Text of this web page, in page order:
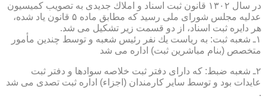
در سال ۱۳۰۲ قانون ثبت اسناد و املاك جدیدی به تصویب كمیسیون
عدلیه مجلس شورای ملی رسید كه مطابق ماده ۵ قانون یاد شده،
هر دایره ثبت اسناد، از دو قسمت زیر تشكیل می شد.
۱ـ شعبه ثبت: به ریاست یك نفر رئیس شعبه و توسط چندین مأمور
متخصص (بنام مباشرین ثبت) اداره می شد
۲ـ شعبه ضبط: كه دارای دفتر ثبت خلاصه سوادها و دفتر ثبت
عایدات بود و توسط سایر كارمندان (اجزاء) اداره ثبت تصدی می شد
.